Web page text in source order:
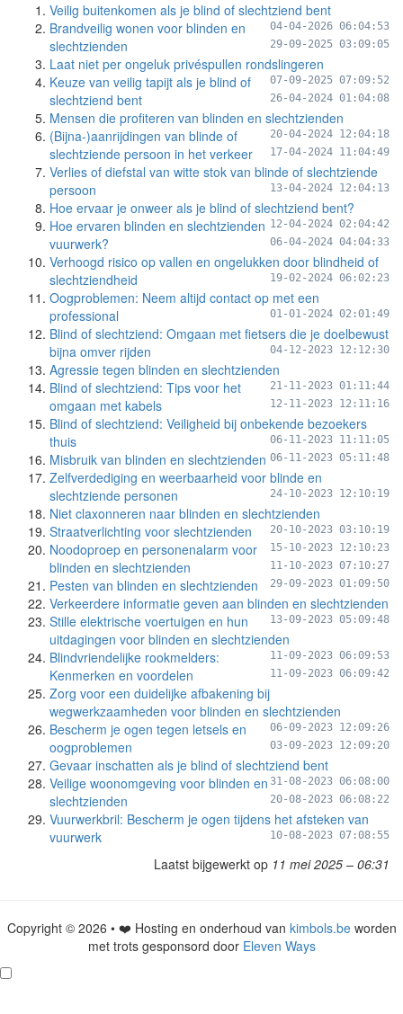
Veilig buitenkomen als je blind of slechtziend bent
04-04-2026 06:04:53
Brandveilig wonen voor blinden en
slechtzienden
29-09-2025 03:09:05
Laat niet per ongeluk privéspullen rondslingeren
07-09-2025 07:09:52
Keuze van veilig tapijt als je blind of
slechtziend bent
26-04-2024 01:04:08
Mensen die profiteren van blinden en slechtzienden
20-04-2024 12:04:18
(Bijna-)aanrijdingen van blinde of
slechtziende persoon in het verkeer
17-04-2024 11:04:49
Verlies of diefstal van witte stok van blinde of slechtziende
persoon
13-04-2024 12:04:13
Hoe ervaar je onweer als je blind of slechtziend bent?
12-04-2024 02:04:42
Hoe ervaren blinden en slechtzienden
vuurwerk?
06-04-2024 04:04:33
Verhoogd risico op vallen en ongelukken door blindheid of
slechtziendheid
19-02-2024 06:02:23
Oogproblemen: Neem altijd contact op met een
professional
01-01-2024 02:01:49
Blind of slechtziend: Omgaan met fietsers die je doelbewust
bijna omver rijden
04-12-2023 12:12:30
Agressie tegen blinden en slechtzienden
21-11-2023 01:11:44
Blind of slechtziend: Tips voor het
omgaan met kabels
12-11-2023 12:11:16
Blind of slechtziend: Veiligheid bij onbekende bezoekers
thuis
06-11-2023 11:11:05
Misbruik van blinden en slechtzienden 06-11-2023 05:11:48
Zelfverdediging en weerbaarheid voor blinde en
slechtziende personen
24-10-2023 12:10:19
Niet claxonneren naar blinden en slechtzienden
20-10-2023 03:10:19
Straatverlichting voor slechtzienden
15-10-2023 12:10:23
Noodoproep en personenalarm voor
blinden en slechtzienden
11-10-2023 07:10:27
Pesten van blinden en slechtzienden 29-09-2023 01:09:50
Verkeerdere informatie geven aan blinden en slechtzienden
13-09-2023 05:09:48
Stille elektrische voertuigen en hun
uitdagingen voor blinden en slechtzienden
11-09-2023 06:09:53
Blindvriendelijke rookmelders:
Kenmerken en voordelen
11-09-2023 06:09:42
Zorg voor een duidelijke afbakening bij
wegwerkzaamheden voor blinden en slechtzienden
06-09-2023 12:09:26
Bescherm je ogen tegen letsels en
oogproblemen
03-09-2023 12:09:20
Gevaar inschatten als je blind of slechtziend bent
31-08-2023 06:08:00
Veilige woonomgeving voor blinden en
slechtzienden
20-08-2023 06:08:22
Vuurwerkbril: Bescherm je ogen tijdens het afsteken van
vuurwerk
10-08-2023 07:08:55
Laatst bijgewerkt op 11 mei 2025 – 06:31
Copyright © 2026 • ❤️ Hosting en onderhoud van kimbols.beworden
met trots gesponsord door Eleven Ways